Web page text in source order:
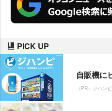
PICK UP
自販機に
（PR）ジハンピ